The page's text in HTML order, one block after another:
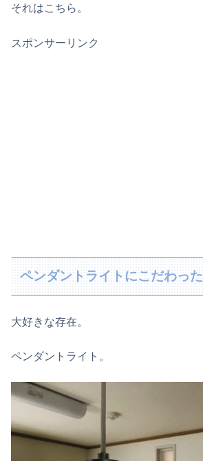
それはこちら。
スポンサーリンク
ペンダントライトにこだわった
大好きな存在。
ペンダントライト。